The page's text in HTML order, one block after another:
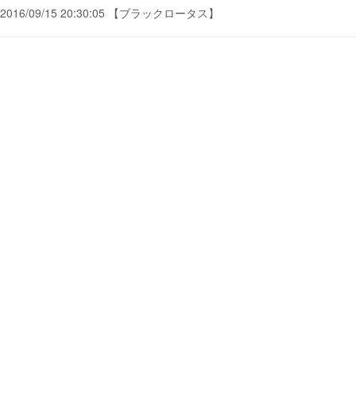
2016/09/15 20:30:05 【ブラックロータス】